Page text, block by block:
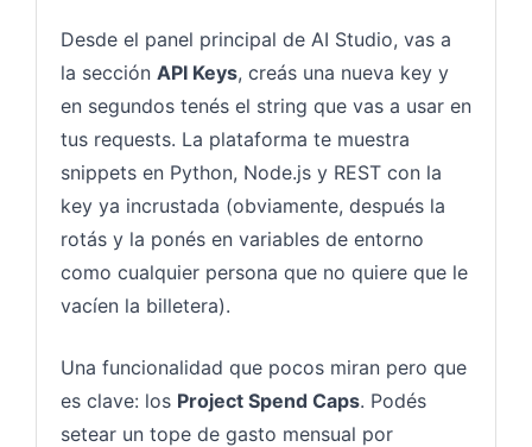
Desde el panel principal de AI Studio, vas a
la sección API Keys, creás una nueva key y
en segundos tenés el string que vas a usar en
tus requests. La plataforma te muestra
snippets en Python, Node.js y REST con la
key ya incrustada (obviamente, después la
rotás y la ponés en variables de entorno
como cualquier persona que no quiere que le
vacíen la billetera).
Una funcionalidad que pocos miran pero que
es clave: los Project Spend Caps. Podés
setear un tope de gasto mensual por